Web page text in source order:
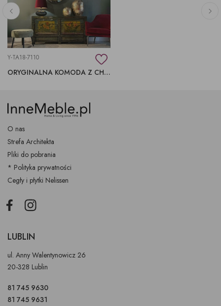
Y-TA18-7110
ORYGINALNA KOMODA Z CHIN, ORYGINAŁ PO RENOWACJI PIĘKNIE MALOWANA RĘCZNIE
O nas
Strefa Architekta
Pliki do pobrania
* Polityka prywatności
Cegły i płytki Nelissen
FacebookInstagram
LUBLIN
ul. Anny Walentynowicz 26
20-328 Lublin
81 745 9630
81 745 9631